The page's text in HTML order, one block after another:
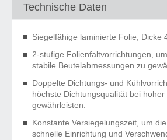
Technische Daten
Siegelfähige laminierte Folie, Dicke
2-stufige Folienfaltvorrichtungen,
stabile Beutelabmessungen zu
Doppelte Dichtungs- und
höchste Dichtungsqualität bei
gewährleisten.
Konstante Versiegelungszeit, um
schnelle Einrichtung und